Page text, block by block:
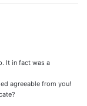
It in fact was a
agreeable from you!